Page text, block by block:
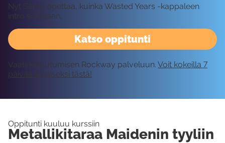
Katso oppitunti
Nyt Samy opettaa, kuinka Wasted Years -kappaleen
intro soitetaan.
Vaatii kirjautumisen Rockway palveluun. Voit kokeilla 7
päivää ilmaiseksi tästä!
Oppitunti kuuluu kurssiin
Metallikitaraa Maidenin tyyliin